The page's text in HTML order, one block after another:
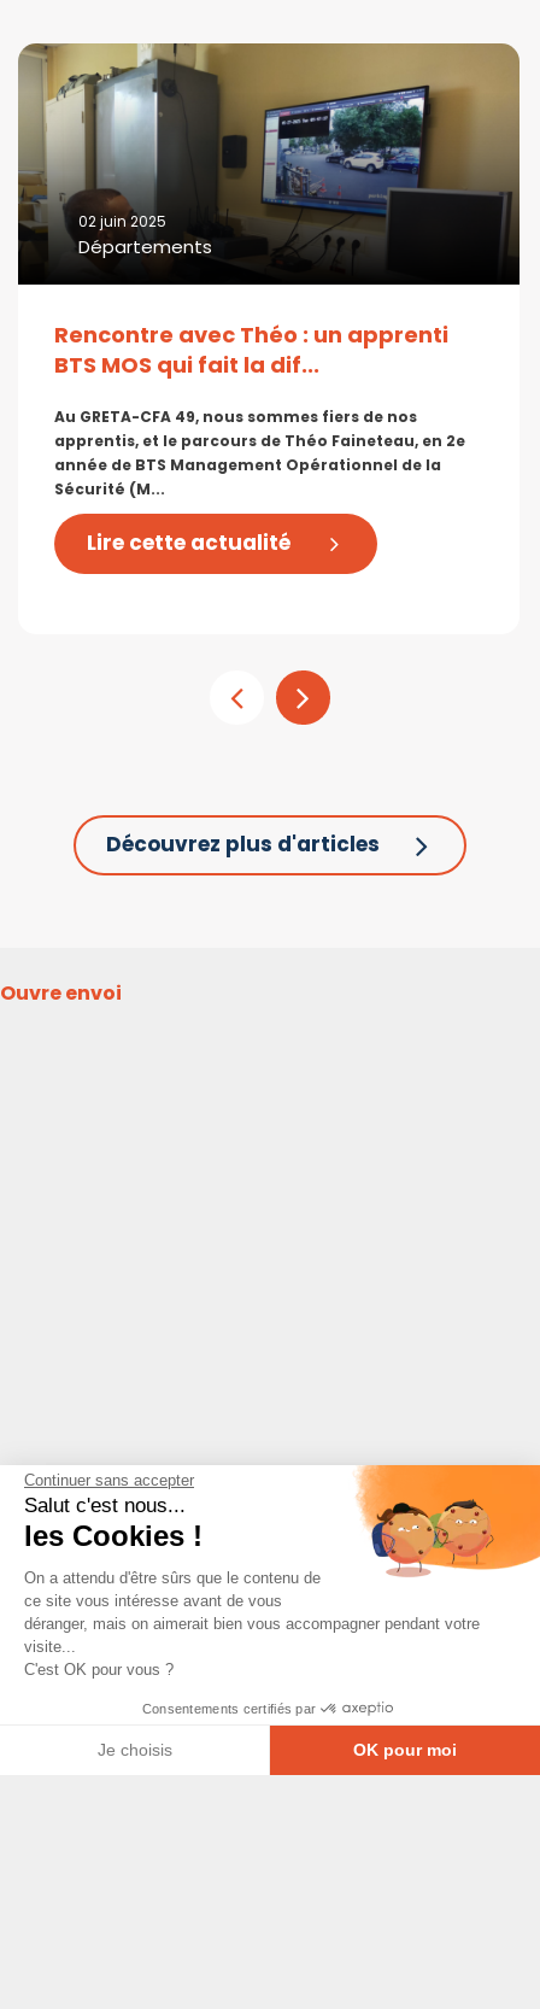
02 juin 2025
Départements
Rencontre avec Théo : un apprenti
BTS MOS qui fait la dif...
Au GRETA-CFA 49, nous sommes fiers de nos
apprentis, et le parcours de Théo Faineteau, en 2e
année de BTS Management Opérationnel de la
Sécurité (M...
Lire cette actualité
Découvrez plus d'articles
Ouvre envoi
Continuer sans accepter
Salut c'est nous...
les Cookies !
On a attendu d'être sûrs que le contenu de
ce site vous intéresse avant de vous
déranger, mais on aimerait bien vous accompagner pendant votre
visite...
C'est OK pour vous ?
Consentements certifiés par
Je choisis OK pour moi